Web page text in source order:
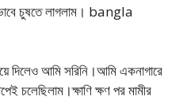
চুষতে লাগলাম। bangla
দিলেও আমি সরিনি।আমি একনাগারে
চলেছিলাম।ক্ষাণি ক্ষণ পর মামীর